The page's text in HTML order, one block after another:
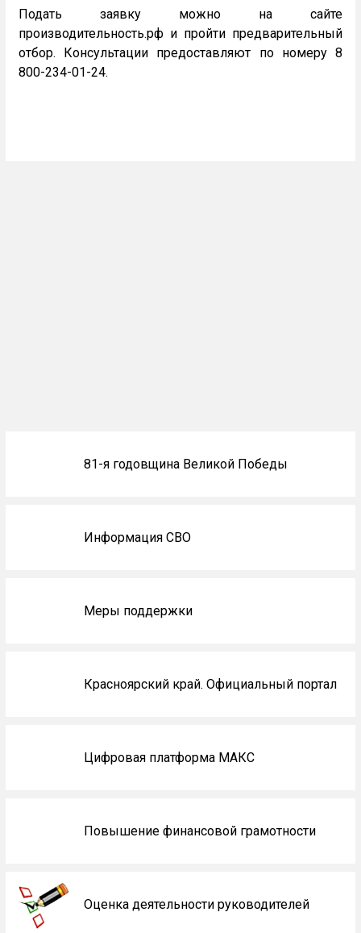
Подать заявку можно на сайте
производительность.рф и пройти предварительный
отбор. Консультации предоставляют по номеру 8
800-234-01-24.
81-я годовщина Великой Победы
Информация СВО
Меры поддержки
Красноярский край. Официальный портал
Цифровая платформа МАКС
Повышение финансовой грамотности
Оценка деятельности руководителей